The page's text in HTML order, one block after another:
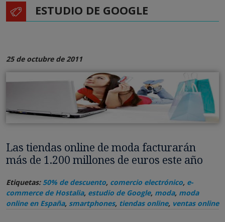
ESTUDIO DE GOOGLE
25 de octubre de 2011
Las tiendas online de moda facturarán
más de 1.200 millones de euros este año
Etiquetas: 50% de descuento, comercio electrónico, e-
commerce de Hostalia, estudio de Google, moda, moda
online en España, smartphones, tiendas online, ventas online